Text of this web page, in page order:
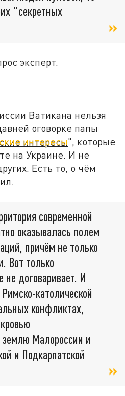
"секретных
эксперт.
Ватикана нельзя
оговорке папы
интересы", которые
на Украине. И не
Есть то, о чём
современной
оказывалась полем
причём не только
Вот только
договаривает. И
католической
конфликтах,
Малороссии и
и Подкарпатской